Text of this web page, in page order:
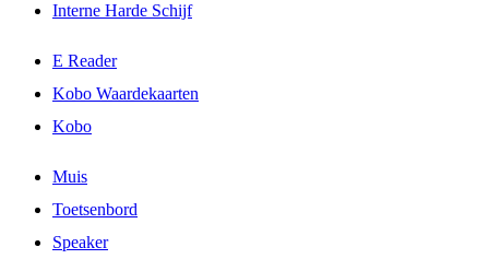
Interne Harde Schijf
E Reader
Kobo Waardekaarten
Kobo
Muis
Toetsenbord
Speaker